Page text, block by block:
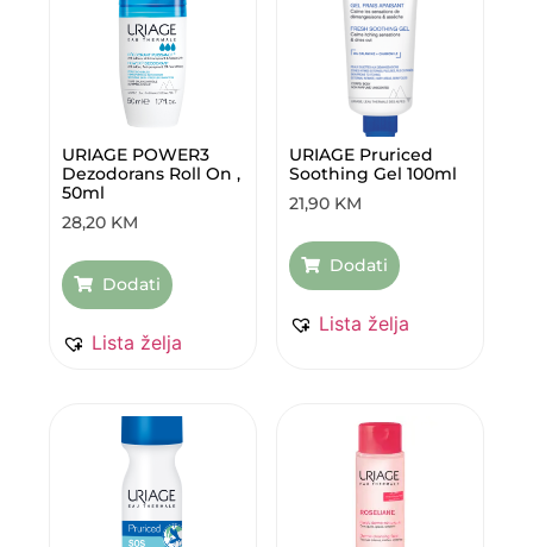
URIAGE POWER3
Dezodorans Roll On ,
50ml
28,20 KM
Dodati
Lista želja
URIAGE Pruriced
Soothing Gel 100ml
21,90 KM
Dodati
Lista želja